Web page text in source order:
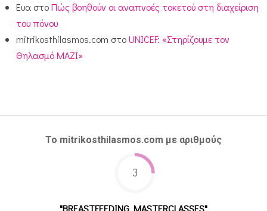
Ευα στοΠώς βοηθούν οι αναπνοές τοκετού στη διαχείριση
του πόνου
mitrikosthilasmos.com στοUNICEF: «Στηρίζουμε τον
Θηλασμό ΜΑΖΙ»
Το mitrikosthilasmos.com με αριθμούς
3
"BREASTFEEDING MASTERCLASSES"